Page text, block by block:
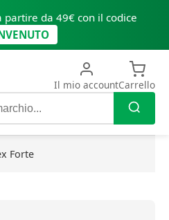
da 49€ con il codice
Il mio accountCarrello
Forte